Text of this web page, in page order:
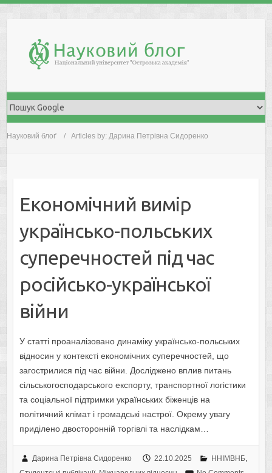
Науковий блоґ Articles by: Дарина Петрівна Сидоренко
Економічний вимір
українсько-польських
суперечностей під час
російсько-української
війни
У статті проаналізовано динаміку українсько-польських
відносин у контексті економічних суперечностей, що
загострилися під час війни. Досліджено вплив питань
сільськогосподарського експорту, транспортної логістики
та соціальної підтримки українських біженців на
політичний клімат і громадські настрої. Окрему увагу
приділено двосторонній торгівлі та наслідкам…
Дарина Петрівна Сидоренко 22.10.2025 ННІМВНБ,